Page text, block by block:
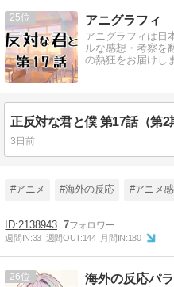
25 アニグラフィ
アニグラフィは日
ルな感想・考察を
の熱狂をお届けし
3日前
#アニメ #海外の反応 #アニメ
2138943 7
週間IN:33 週間OUT:144 月間IN:180
26 海外の反応パ